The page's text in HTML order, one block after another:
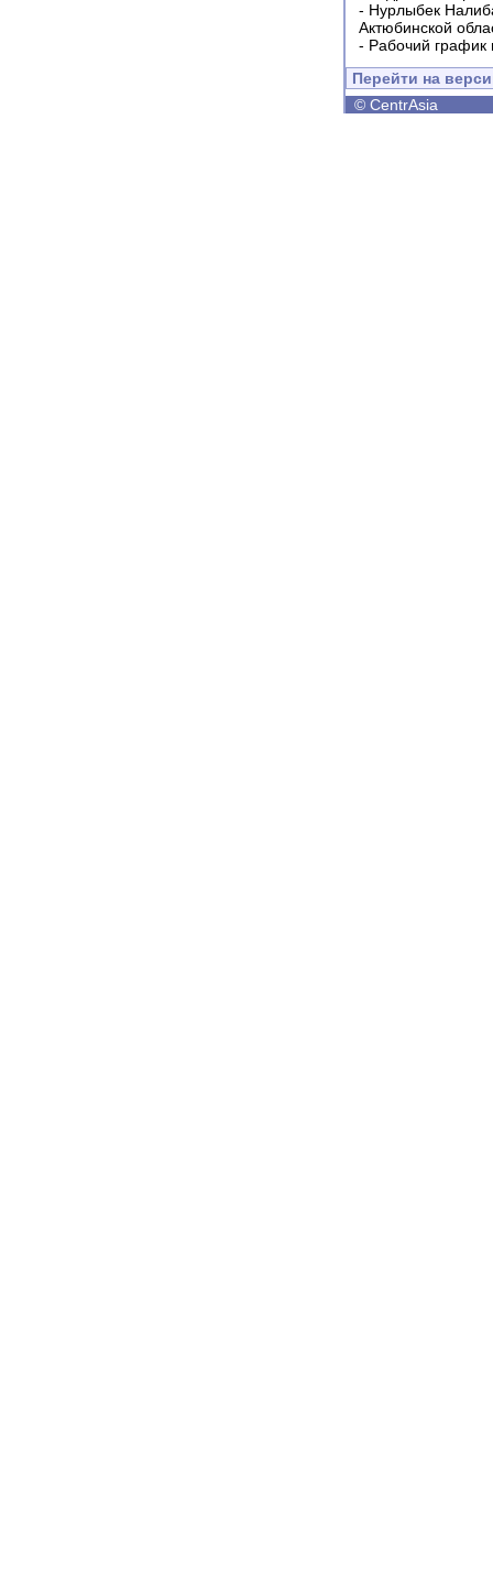
- Нурлыбек
Актюбинской
- Рабочий график
Перейти на
© CentrAsia